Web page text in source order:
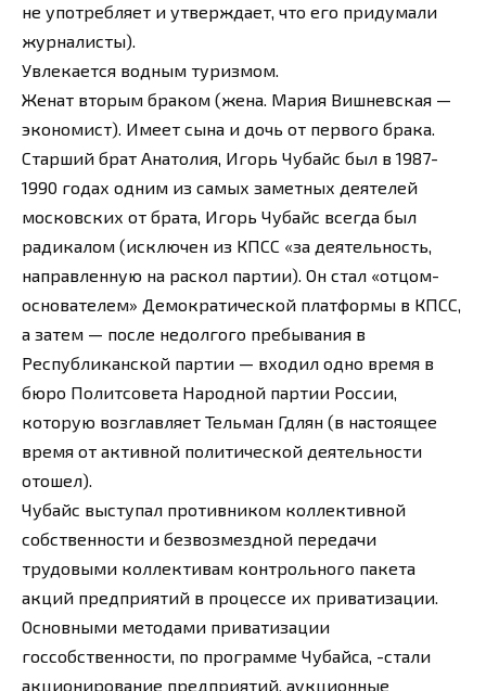
не употребляет и утверждает, что его придумали
журналисты).
Увлекается водным туризмом.
Женат вторым браком (жена. Мария Вишневская —
экономист). Имеет сына и дочь от первого брака.
Старший брат Анатолия, Игорь Чубайс был в 1987-
1990 годах одним из самых заметных деятелей
московских от брата, Игорь Чубайс всегда был
радикалом (исключен из КПСС «за деятельность,
направленную на раскол партии). Он стал «отцом-
основателем» Демократической платформы в КПСС,
а затем — после недолгого пребывания в
Республиканской партии — входил одно время в
бюро Политсовета Народной партии России,
которую возглавляет Тельман Гдлян (в настоящее
время от активной политической деятельности
отошел).
Чубайс выступал противником коллективной
собственности и безвозмездной передачи
трудовыми коллективам контрольного пакета
акций предприятий в процессе их приватизации.
Основными методами приватизации
госсобственности, по программе Чубайса, -стали
акционирование предприятий, аукционные